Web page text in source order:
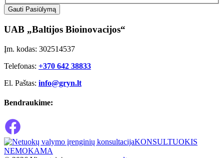
Gauti Pasiūlymą
UAB „Baltijos Bioinovacijos“
Įm. kodas: 302514537
Telefonas: +370 642 38833
El. Paštas: info@gryn.lt
Bendraukime:
KONSULTUOKIS
NEMOKAMA